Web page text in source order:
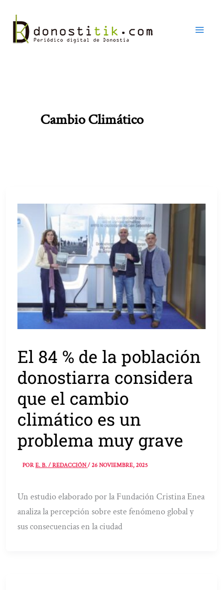
contenido
Cambio Climático
El 84 % de la población
donostiarra considera
que el cambio
climático es un
problema muy grave
PORE. B. / REDACCIÓN/26 NOVIEMBRE, 2025
Un estudio elaborado por la Fundación Cristina Enea
analiza la percepción sobre este fenómeno global y
sus consecuencias en la ciudad